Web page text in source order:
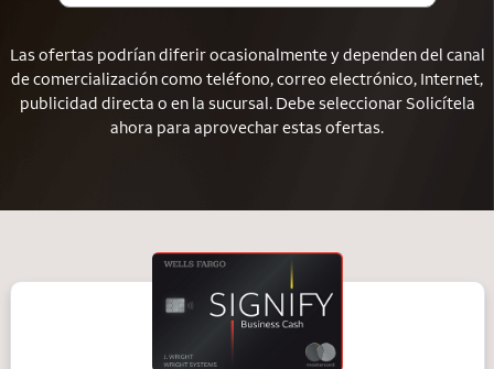
Las ofertas podrían diferir ocasionalmente y dependen del canal
de comercialización como teléfono, correo electrónico, Internet,
publicidad directa o en la sucursal. Debe seleccionar Solicítela
ahora para aprovechar estas ofertas.